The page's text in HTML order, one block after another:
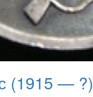
(1915 — ?)